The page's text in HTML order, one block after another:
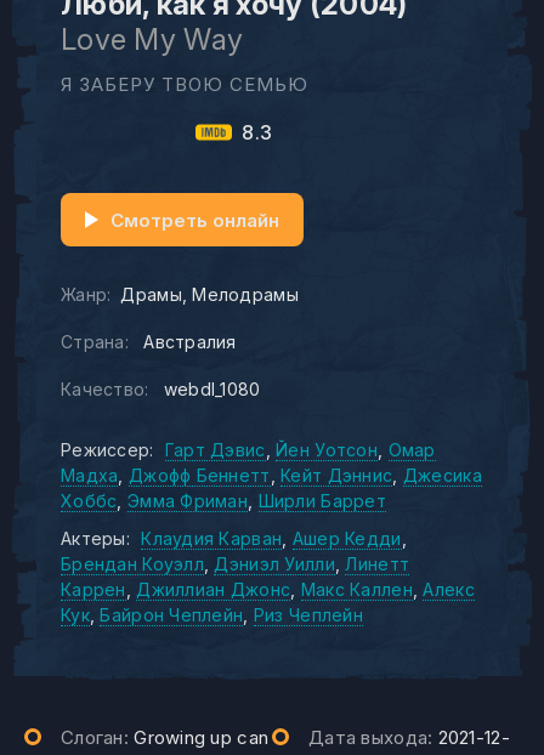
Love My Way
Я ЗАБЕРУ ТВОЮ СЕМЬЮ
8.3
Жанр: Драмы Мелодрамы
Страна: Австралия
Качество: webdl_1080
Смотреть онлайн
Режиссер: Гарт Дэвис Йен Уотсон Омар
Мадха
Джофф Беннетт Кейт Дэннис
Джесика
Хоббс Эмма Фриман Ширли Баррет
Актеры:
Клаудия Карван Ашер Кедди
Брендан Коуэлл Дэниэл Уилли Линетт
Каррен
Джиллиан Джонс Макс Каллен Алекс
Кук Байрон Чеплейн Риз Чеплейн
Слоган: Growing up can
Дата выхода: 2021-12-